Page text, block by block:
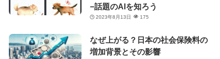
−話題のAIを知ろう
2023年8月13日 175
なぜ上がる？日本の社会保険料の
増加背景とその影響